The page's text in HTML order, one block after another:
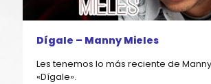
Dígale – Manny Mieles
Les tenemos lo más reciente de
«Dígale».